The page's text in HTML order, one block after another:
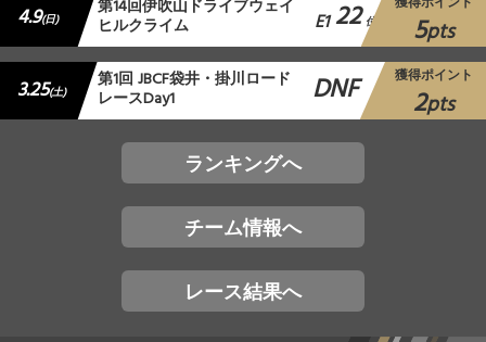
4.9(日) 第14回伊吹山ドライブウェイ
ヒルクライム E1 22 位 5pts
3.25(土) 第1回 JBCF袋井・掛川ロード
レースDay1 DNF 獲得ポイント
2pts
ランキングへ
チーム情報へ
レース結果へ